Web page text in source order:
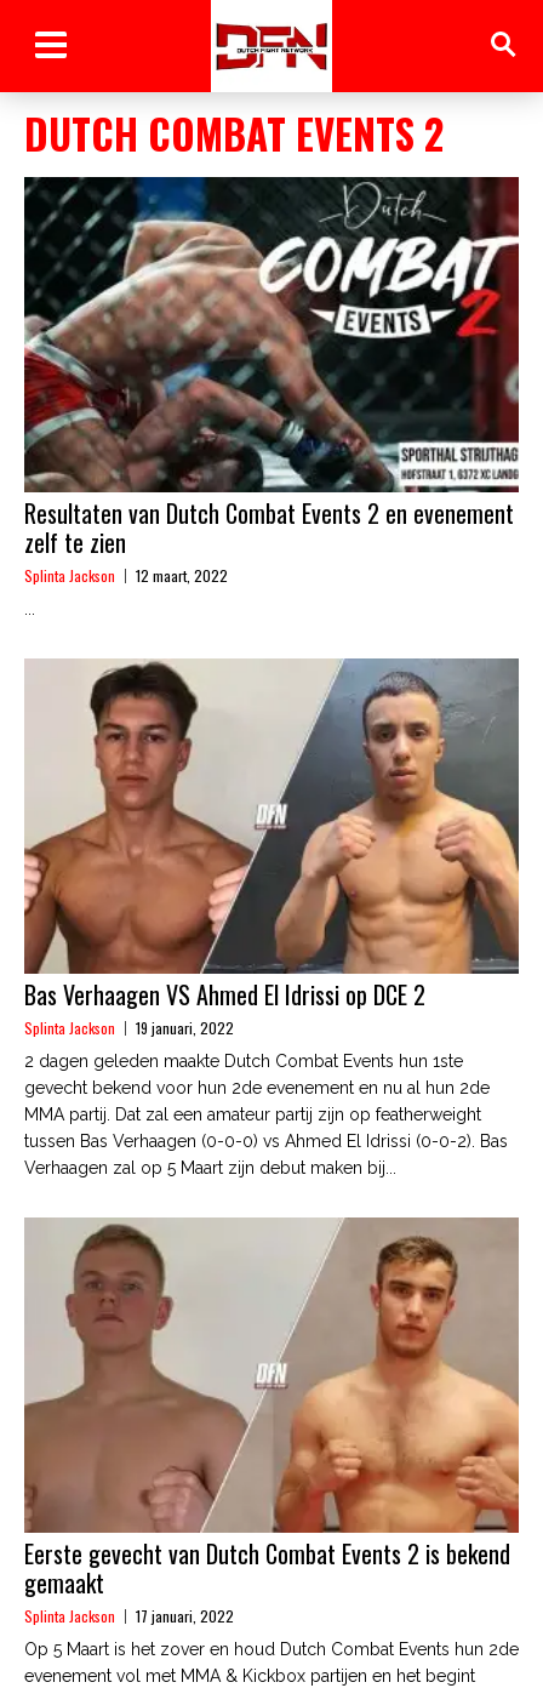
DUTCH COMBAT EVENTS 2
Resultaten van Dutch Combat Events 2 en evenement
zelf te zien
Splinta Jackson 12 maart, 2022
Bas Verhaagen VS Ahmed El Idrissi op DCE 2
Splinta Jackson 19 januari, 2022
2 dagen geleden maakte Dutch Combat Events hun 1ste
gevecht bekend voor hun 2de evenement en nu al hun 2de
MMA partij. Dat zal een amateur partij zijn op featherweight
tussen Bas Verhaagen (0-0-0) vs Ahmed El Idrissi (0-0-2). Bas
Verhaagen zal op 5 Maart zijn debut maken bij...
Eerste gevecht van Dutch Combat Events 2 is bekend
gemaakt
Splinta Jackson 17 januari, 2022
Op 5 Maart is het zover en houd Dutch Combat Events hun 2de
evenement vol met MMA & Kickbox partijen en het begint